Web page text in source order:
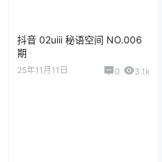
抖音 02uiii 秘语空间 NO.006
期
25年11月11日 0 3.1k